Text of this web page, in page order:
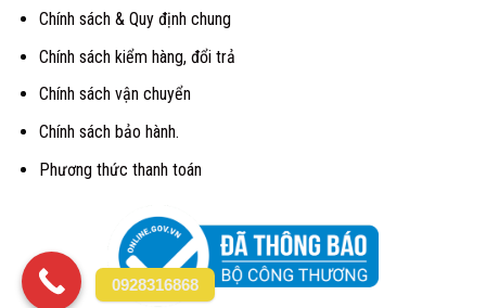
Chính sách & Quy định chung
Chính sách kiểm hàng, đổi trả
Chính sách vận chuyển
Chính sách bảo hành.
Phương thức thanh toán
0928316868